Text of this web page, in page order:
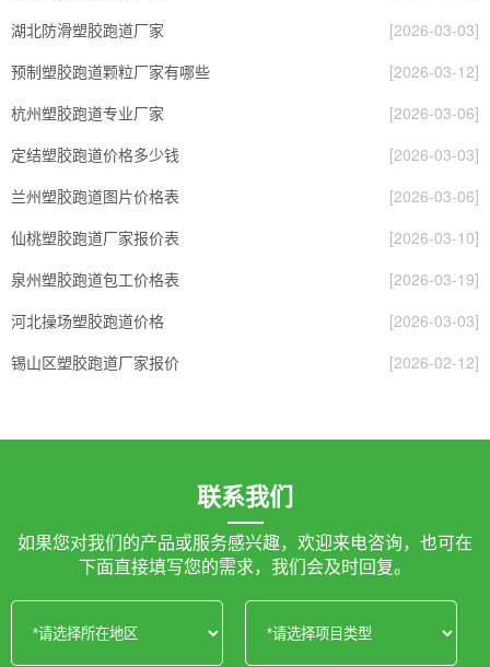
湖北防滑塑胶跑道厂家
[2026-03-03]
预制塑胶跑道颗粒厂家有哪些
[2026-03-12]
杭州塑胶跑道专业厂家
[2026-03-06]
定结塑胶跑道价格多少钱
[2026-03-03]
兰州塑胶跑道图片价格表
[2026-03-06]
仙桃塑胶跑道厂家报价表
[2026-03-10]
泉州塑胶跑道包工价格表
[2026-03-19]
河北操场塑胶跑道价格
[2026-03-03]
锡山区塑胶跑道厂家报价
[2026-02-12]
联系我们
如果您对我们的产品或服务感兴趣，欢迎来电咨询，也可在
下面直接填写您的需求，我们会及时回复。